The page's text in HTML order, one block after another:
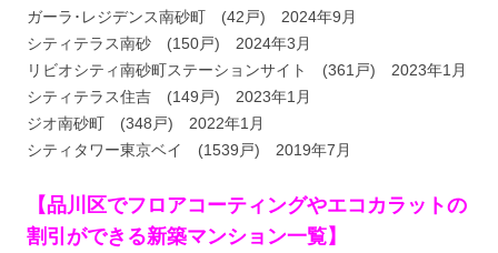
ガーラ･レジデンス南砂町 (42戸) 2024年9月
シティテラス南砂 (150戸) 2024年3月
リビオシティ南砂町ステーションサイト (361戸) 2023年1月
シティテラス住吉 (149戸) 2023年1月
ジオ南砂町 (348戸) 2022年1月
シティタワー東京ベイ (1539戸) 2019年7月
【品川区でフロアコーティングやエコカラットの
割引ができる新築マンション一覧】